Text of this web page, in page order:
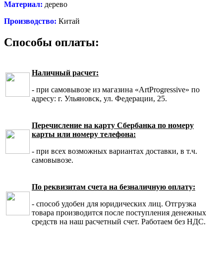
Материал: дерево
Производство: Китай
Способы оплаты:
Наличный расчет:
- при самовывозе из магазина «ArtProgressive» по
адресу: г. Ульяновск, ул. Федерации, 25.
Перечисление на карту Сбербанка по номеру
карты или номеру телефона:
- при всех возможных вариантах доставки, в т.ч.
самовывозе.
По реквизитам счета на безналичную оплату:
- способ удобен для юридических лиц. Отгрузка
товара производится после поступления денежных
средств на наш расчетный счет. Работаем без НДС.